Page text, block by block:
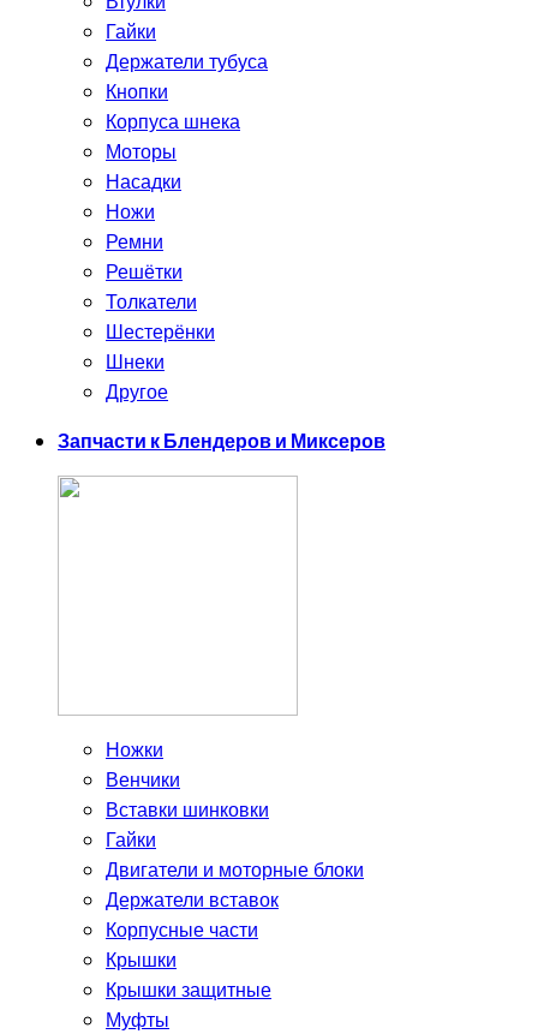
Гайки
Держатели тубуса
Кнопки
Корпуса шнека
Моторы
Насадки
Ножи
Ремни
Решётки
Толкатели
Шестерёнки
Шнеки
Другое
Запчасти к Блендеров и Миксеров
Ножки
Венчики
Вставки шинковки
Гайки
Двигатели и моторные блоки
Держатели вставок
Корпусные части
Крышки
Крышки защитные
Муфты